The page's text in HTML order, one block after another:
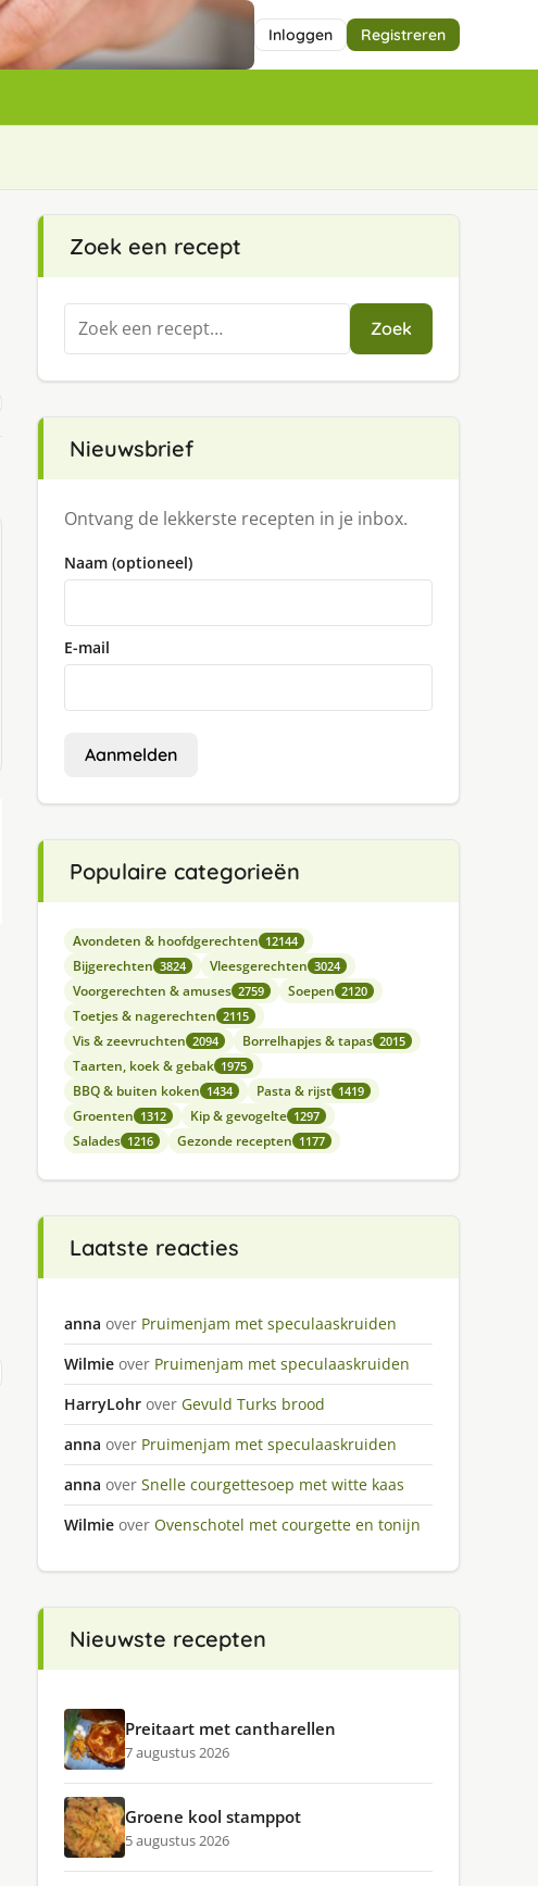
Inloggen Registreren
Zoek een recept
Zoeken
naar:
Zoek
Nieuwsbrief
Ontvang de lekkerste recepten in je inbox.
Naam (optioneel)
E-mail
Aanmelden
Populaire categorieën
Avondeten & hoofdgerechten 12144
Bijgerechten 3824 Vleesgerechten 3024
Voorgerechten & amuses 2759 Soepen 2120
Toetjes & nagerechten 2115
Vis & zeevruchten 2094 Borrelhapjes & tapas 2015
Taarten, koek & gebak 1975
BBQ & buiten koken 1434 Pasta & rijst 1419
Groenten 1312 Kip & gevogelte 1297
Salades 1216 Gezonde recepten 1177
Laatste reacties
anna over Pruimenjam met speculaaskruiden
Wilmie over Pruimenjam met speculaaskruiden
HarryLohr over Gevuld Turks brood
anna over Pruimenjam met speculaaskruiden
anna over Snelle courgettesoep met witte kaas
Wilmie over Ovenschotel met courgette en tonijn
Nieuwste recepten
Preitaart met cantharellen
7 augustus 2026
Groene kool stamppot
5 augustus 2026